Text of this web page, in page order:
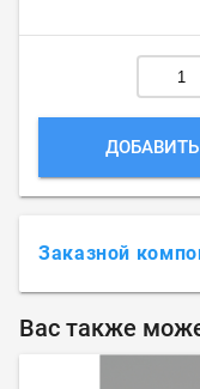
Заказной
Вас также